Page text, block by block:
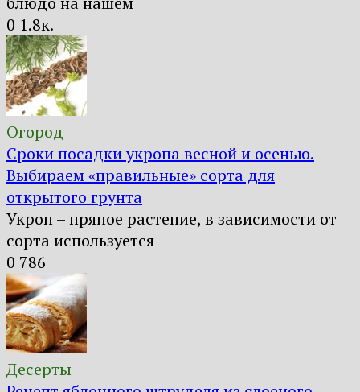
0 1.8к.
Огород
Сроки посадки укропа весной и осенью.
Выбираем «правильные» сорта для
открытого грунта
Укроп – пряное растение, в зависимости от
сорта используется
0 786
Десерты